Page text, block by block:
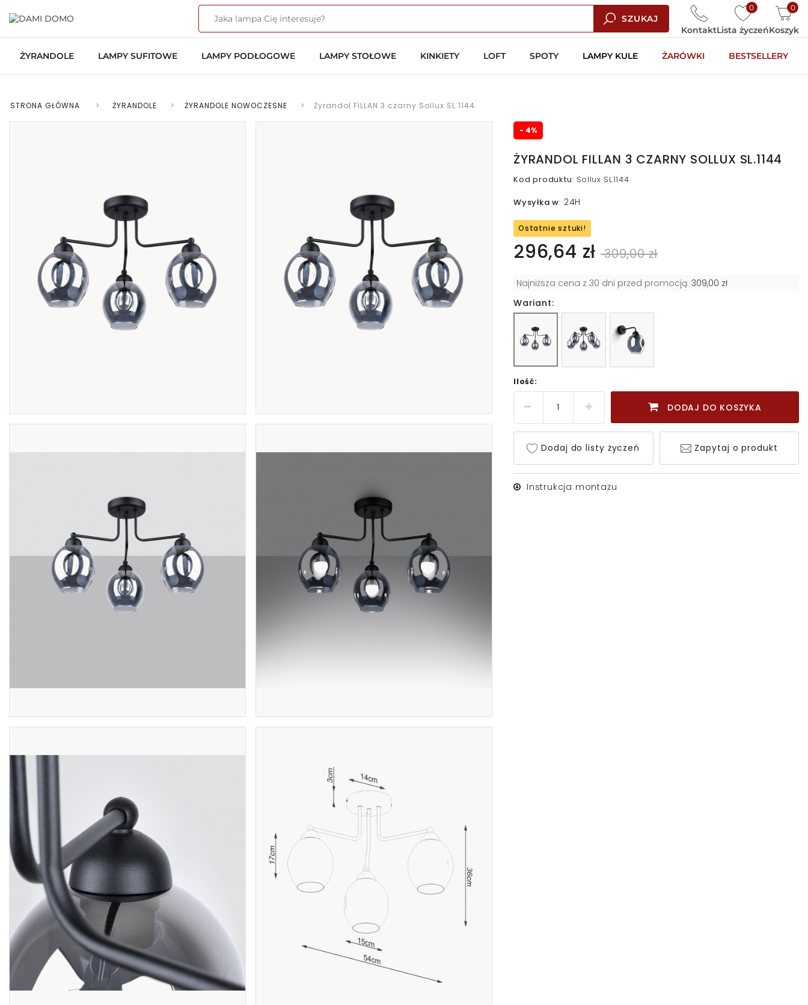
SZUKAJ
0
Lista życzeń
0
Koszyk
Kontakt
ŻYRANDOLE LAMPY SUFITOWE LAMPY PODŁOGOWE LAMPY STOŁOWE KINKIETY LOFT SPOTY LAMPY KULE ŻARÓWKI BESTSELLERY
STRONA GŁÓWNA > ŻYRANDOLE > ŻYRANDOLE NOWOCZESNE > Żyrandol FILLAN 3 czarny Sollux SL.1144
- 4%
ŻYRANDOL FILLAN 3 CZARNY SOLLUX SL.1144
Kod produktu: Sollux SL.1144
Wysyłka w: 24H
Ostatnie sztuki!
296,64 zł 309,00 zł
Najniższa cena z 30 dni przed promocją: 309,00 zł
Wariant:
Ilość:
DODAJ DO KOSZYKA
Dodaj do listy życzeń Zapytaj o produkt
Instrukcja montażu